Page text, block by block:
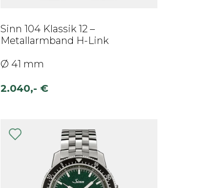
Sinn 104 Klassik 12 –
Metallarmband H-Link
Ø 41 mm
2.040,- €